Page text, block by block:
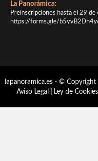
La Panorámica:
Preinscripciones hasta el 29 de
https://forms.gle/
lapanoramica.es - ©
Aviso Legal
Ley de Cookies